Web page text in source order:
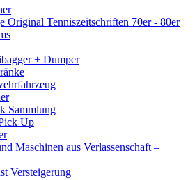
Original Tenniszeitschriften 70er - 80er
+ Dumper
Sammlung
Up
Maschinen aus Verlassenschaft –
Versteigerung